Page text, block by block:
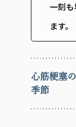
一刻
ます。
心筋梗塞
季節